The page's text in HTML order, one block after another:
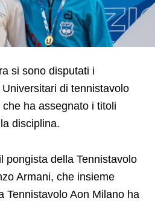
si sono disputati i
di tennistavolo
ha assegnato i titoli
disciplina.
pongista della Tennistavolo
Armani, che insieme
Tennistavolo Aon Milano ha